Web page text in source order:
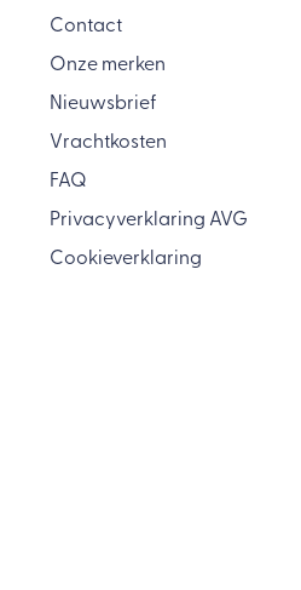
Contact
Onze merken
Nieuwsbrief
Vrachtkosten
FAQ
Privacyverklaring AVG
Cookieverklaring